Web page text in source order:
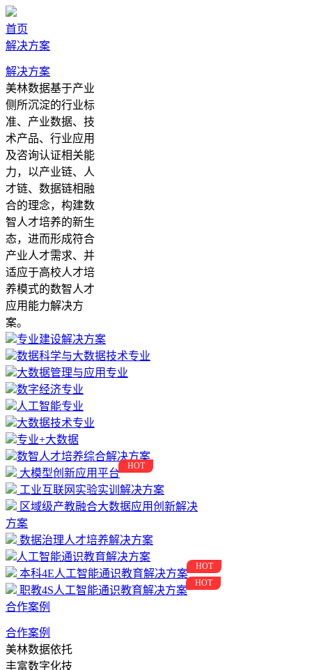
首页
解决方案
解决方案
美林数据基于产业
侧所沉淀的行业标
准、产业数据、技
术产品、行业应用
及咨询认证相关能
力，以产业链、人
才链、数据链相融
合的理念，构建数
智人才培养的新生
态，进而形成符合
产业人才需求、并
适应于高校人才培
养模式的数智人才
应用能力解决方
案。
专业建设解决方案
数据科学与大数据技术专业
大数据管理与应用专业
数字经济专业
人工智能专业
大数据技术专业
专业+大数据
数智人才培养综合解决方案
大模型创新应用平台
HOT
工业互联网实验实训解决方案
区域级产教融合大数据应用创新解决
方案
数据治理人才培养解决方案
人工智能通识教育解决方案
本科4E人工智能通识教育解决方案
HOT
职教4S人工智能通识教育解决方案
HOT
合作案例
合作案例
美林数据依托
丰富数字化技